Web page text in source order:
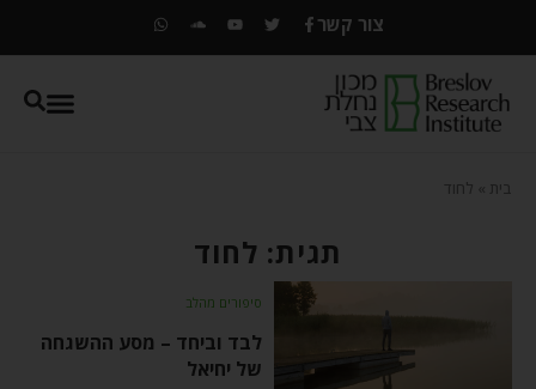
צור קשר
בית לחוד
תגית: לחוד
סיפורים מהלב
לבד וביחד – מסע ההשגחה
של יחיאל